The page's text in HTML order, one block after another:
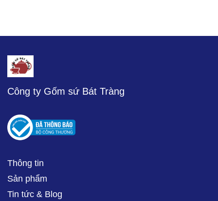
Công ty Gốm sứ Bát Tràng
Thông tin
Sản phẩm
Tin tức & Blog